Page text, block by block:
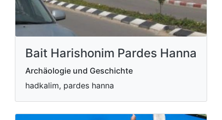
Bait Harishonim Pardes Hanna
Archäologie und Geschichte
hadkalim, pardes hanna